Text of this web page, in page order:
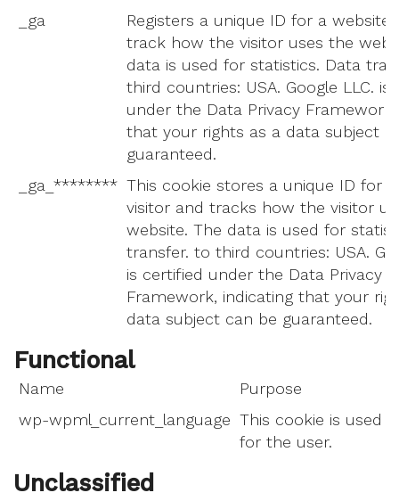
_ga
Registers a unique ID for a website
track how the visitor uses the
data is used for statistics. Data
third countries: USA. Google LLC. is
under the Data Privacy
that your rights as a data subject
guaranteed.
_ga_******** This cookie stores a unique ID for
visitor and tracks how the visitor
website. The data is used for
transfer. to third countries: USA.
is certified under the Data Privacy
Framework, indicating that your
data subject can be guaranteed.
Functional
Name
Purpose
wp-wpml_current_language This cookie is used
for the user.
Unclassified